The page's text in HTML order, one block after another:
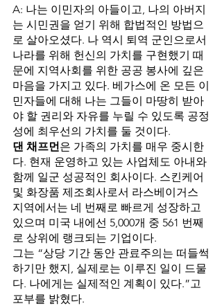
A: 나는 이민자의 아들이고, 나의 아버지
는 시민권을 얻기 위해 합법적인 방법으
로 살아오셨다. 나 역시 퇴역 군인으로서
나라를 위해 헌신의 가치를 구현했기 때
문에 지역사회를 위한 공공 봉사에 깊은
마음을 가지고 있다. 베가스에 온 모든 이
민자들에 대해 나는 그들이 마땅히 받아
야 할 권리와 자유를 누릴 수 있도록 공정
성에 최우선의 가치를 둘 것이다.
댄 채프먼은 가족의 가치를 매우 중시한
다. 현재 운영하고 있는 사업체도 아내와
함께 일군 성공적인 회사이다. 스킨케어
및 화장품 제조회사로서 라스베이거스
지역에서는 네 번째로 빠르게 성장하고
있으며 미국 내에선 5,000개 중 561 번째
로 상위에 랭크되는 기업이다.
그는 “상당 기간 동안 관료주의는 떠들썩
하기만 했지, 실제로는 이루진 일이 드물
다. 나에게는 실제적인 계획이 있다.”고
포부를 밝혔다.